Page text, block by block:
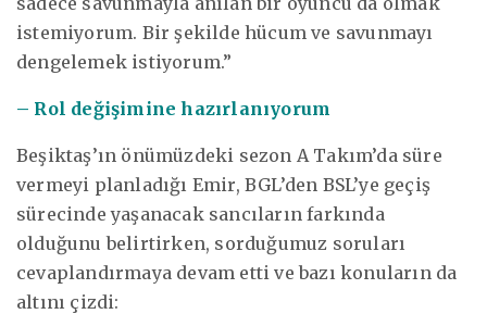
istemiyorum. Bir şekilde hücum ve savunmayı
dengelemek istiyorum.”
– Rol değişimine hazırlanıyorum
Beşiktaş’ın önümüzdeki sezon A Takım’da süre
vermeyi planladığı Emir, BGL’den BSL’ye geçiş
sürecinde yaşanacak sancıların farkında
olduğunu belirtirken, sorduğumuz soruları
cevaplandırmaya devam etti ve bazı konuların da
altını çizdi: